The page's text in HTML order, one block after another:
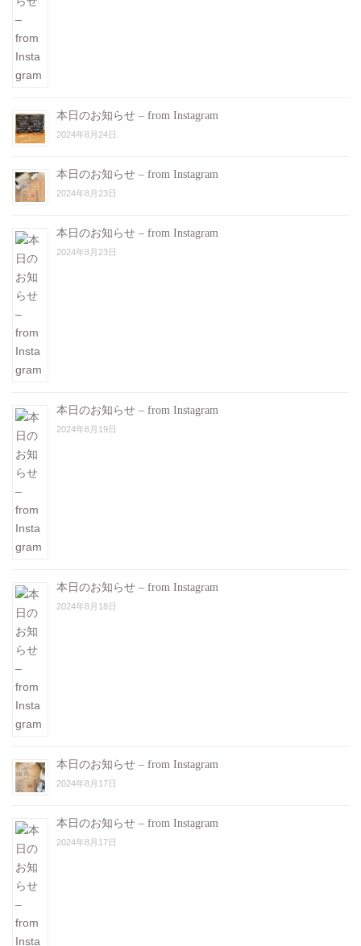
本日のお知らせ – from Instagram
2024年8月24日
本日のお知らせ – from Instagram
2024年8月23日
本日のお知らせ – from Instagram
2024年8月23日
本日のお知らせ – from Instagram
2024年8月19日
本日のお知らせ – from Instagram
2024年8月18日
本日のお知らせ – from Instagram
2024年8月17日
本日のお知らせ – from Instagram
2024年8月17日